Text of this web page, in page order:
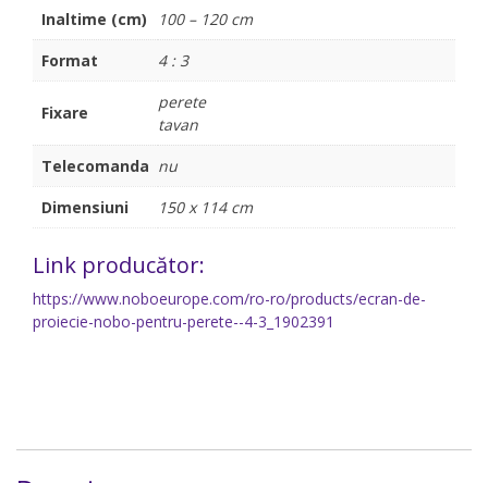
Inaltime (cm)
100 – 120 cm
Format
4 : 3
Fixare
perete
tavan
Telecomanda nu
Dimensiuni
150 x 114 cm
Link producător:
https://www.noboeurope.com/ro-ro/products/ecran-de-
proiecie-nobo-pentru-perete--4-3_1902391